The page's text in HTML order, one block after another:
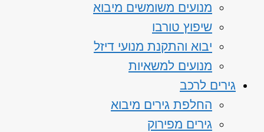
מנועים משומשים מיבוא
שיפוץ טורבו
יבוא והתקנת מנועי דיזל
מנועים למשאיות
גירים לרכב
החלפת גירים מיבוא
גירים מפירוק